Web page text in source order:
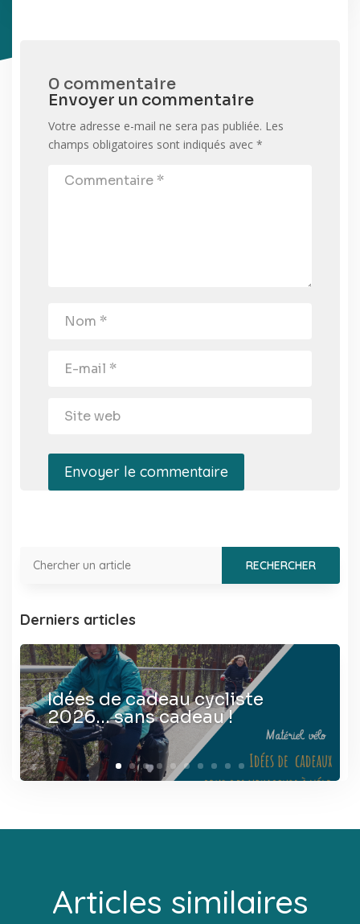
0 commentaire
Envoyer un commentaire
Votre adresse e-mail ne sera pas publiée. Les
champs obligatoires sont indiqués avec *
Envoyer le commentaire
Derniers articles
Idées de cadeau cycliste
2026… sans cadeau !
Articles similaires